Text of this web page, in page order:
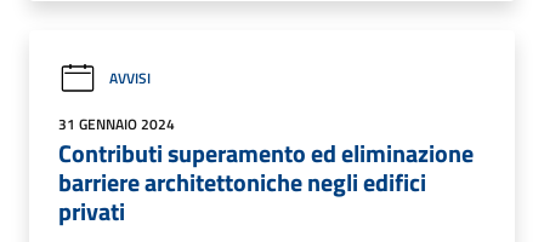
AVVISI
31 GENNAIO 2024
Contributi superamento ed eliminazione
barriere architettoniche negli edifici
privati